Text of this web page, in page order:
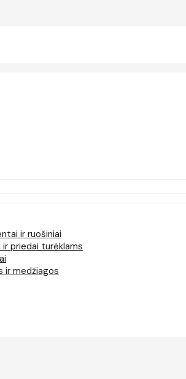
ir ruošiniai
priedai turėklams
ir medžiagos